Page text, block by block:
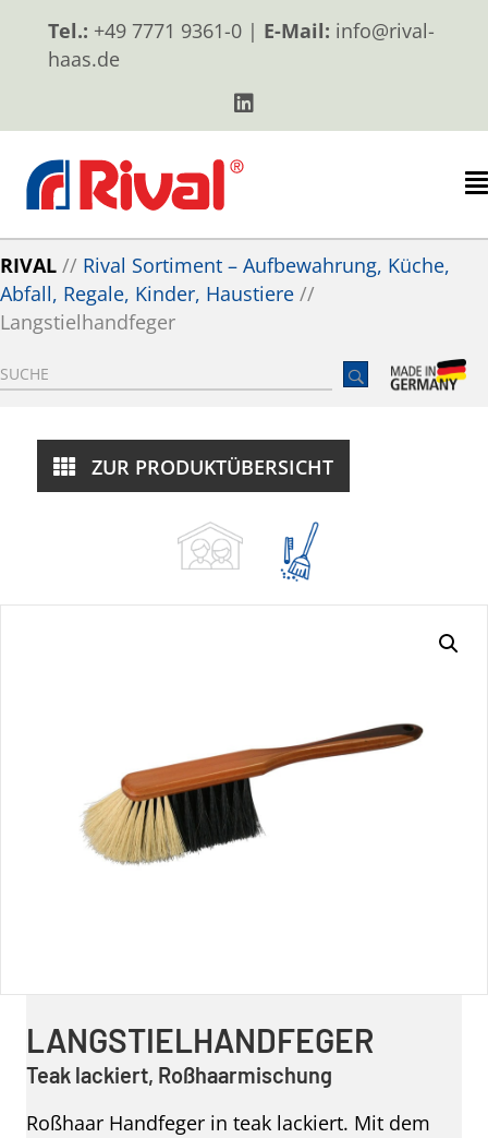
Tel.: +49 7771 9361-0 | E-Mail: info@rival-
haas.de
RIVAL // Rival Sortiment – Aufbewahrung, Küche,
Abfall, Regale, Kinder, Haustiere //
Langstielhandfeger
ZUR PRODUKTÜBERSICHT
LANGSTIELHANDFEGER
Teak lackiert, Roßhaarmischung
Roßhaar Handfeger in teak lackiert. Mit dem